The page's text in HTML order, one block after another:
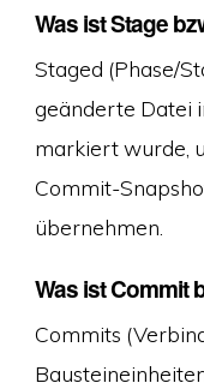
Was ist Stage
Staged (Phase/
geänderte Datei
markiert wurde,
Commit-
übernehmen.
Was ist Commit
Commits